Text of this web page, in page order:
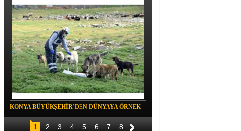
KONYA BÜYÜKŞEHİR’DEN DÜNYAYA ÖRNEK
PROJE
1 2 3 4 5 6 7 8